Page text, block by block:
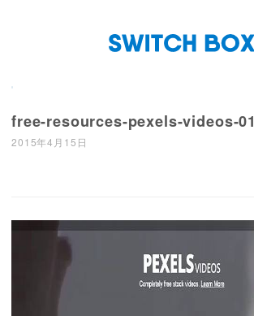
free-resources-pexels-videos-01
2015年4月15日